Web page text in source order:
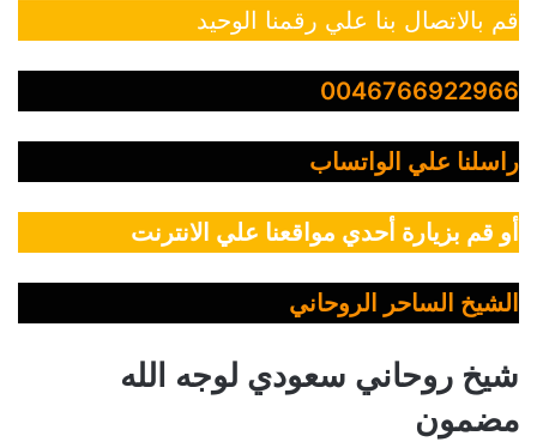
قم بالاتصال بنا علي رقمنا الوحيد
0046766922966
راسلنا علي الواتساب
أو قم بزيارة أحدي مواقعنا علي الانترنت
الشيخ الساحر الروحاني
شيخ روحاني سعودي لوجه الله
مضمون